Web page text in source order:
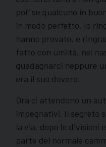
poi” se qualcuno in
in modo perfetto. Io
hanno provato, e
fatto con umiltà, nel
guadagnarci neppure
era il suo dovere.
Ora ci attendono un
impegnativi. Il segreto
la via, dopo le divisioni
parte del normale